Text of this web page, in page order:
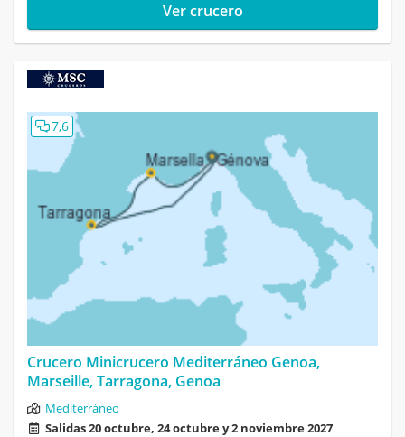
Ver crucero
7,6
Crucero Minicrucero Mediterráneo Genoa,
Marseille, Tarragona, Genoa
Mediterráneo
Salidas 20 octubre, 24 octubre y 2 noviembre 2027